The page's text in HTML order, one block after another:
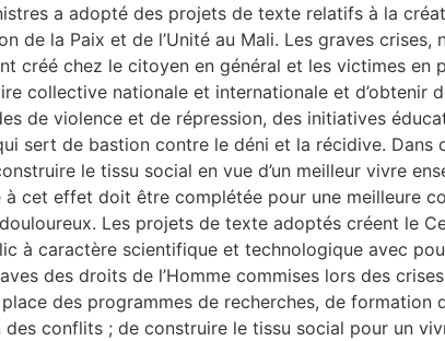
a adopté des projets de texte relatifs à la
de la Paix et de l’Unité au Mali. Les graves
créé chez le citoyen en général et les victimes en
collective nationale et internationale et d’obtenir
de violence et de répression, des initiatives
sert de bastion contre le déni et la récidive.
le tissu social en vue d’un meilleur vivre
à cet effet doit être complétée pour une meilleure
Les projets de texte adoptés créent le
à caractère scientifique et technologique avec
des droits de l’Homme commises lors des
des programmes de recherches, de
conflits ; de construire le tissu social pour un